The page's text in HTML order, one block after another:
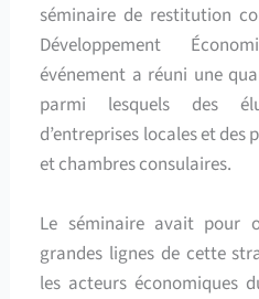
séminaire de restitution
Développement
événement a réuni une
parmi lesquels des
d’entreprises locales et
et chambres consulaires.
Le séminaire avait pour
grandes lignes de cette
les acteurs économiques